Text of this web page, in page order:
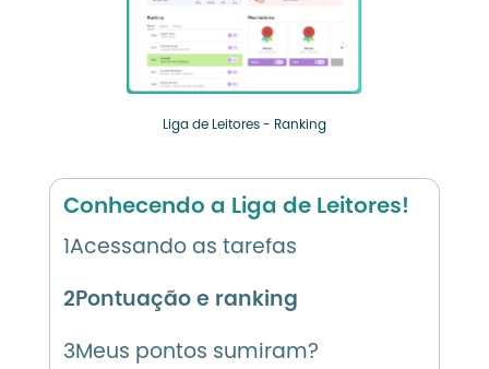
Liga de Leitores - Ranking
Conhecendo a Liga de Leitores!
1Acessando as tarefas
2Pontuação e ranking
3Meus pontos sumiram?